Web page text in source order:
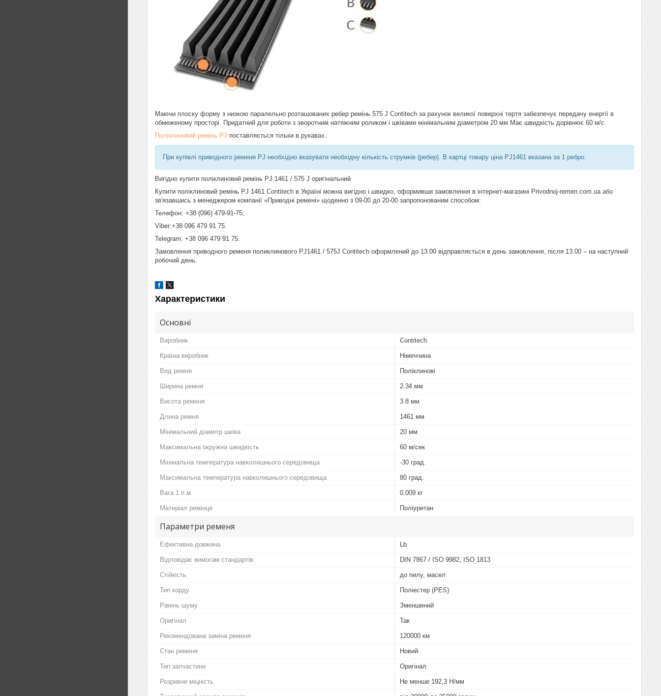
Маючи плоску форму з низкою паралельно розташованих ребер ремінь 575 J Contitech за рахунок великої поверхні тертя забезпечує передачу енергії в
обмеженому просторі. Придатний для роботи з зворотним натяжним роликом і шківами мінімальним діаметром 20 мм Має швидкість дорівнює 60 м/с.
Поліклиновий ремінь PJ поставляється тільки в рукавах.
При купівлі приводного ременя PJ необхідно вказувати необхідну кількість струмків (ребер). В картці товару ціна PJ1461 вказана за 1 ребро.
Вигідно купити поліклиновий ремінь PJ 1461 / 575 J оригінальний
Купити поліклиновий ремінь PJ 1461 Contitech в Україні можна вигідно і швидко, оформивши замовлення в інтернет-магазині Рrivodnoj-remen.com.ua або
зв'язавшись з менеджером компанії «Приводні ремені» щоденно з 09-00 до 20-00 запропонованим способом:
Телефон: +38 (096) 479-91-75;
Viber:+38 096 479 91 75.
Telegram: +38 096 479 91 75.
Замовлення приводного ременя поликлинового PJ1461 / 575J Contitech оформлений до 13.00 відправляється в день замовлення, після 13.00 – на наступний
робочий день.
Характеристики
Основні
Виробник Contitech
Країна виробник Німеччина
Вид ремня Поліклинові
Ширина ремня 2.34 мм
Висота ременя 3.8 мм
Длина ремня 1461 мм
Мінімальний діаметр шківа 20 мм
Максимальна окружна швидкість 60 м/сек
Мінімальна температура навколишнього середовища -30 град.
Максимальна температура навколишнього середовища 80 град.
Вага 1 п.м. 0.009 кг
Матеріал ремінця Поліуретан
Параметри ременя
Ефективна довжина Lb
Відповідає вимогам стандартів DIN 7867 / ISO 9982, ISO 1813
Стійкість до пилу, масел
Тип корду Поліестер (PES)
Рівень шуму Зменшений
Оригінал Так
Рекомендована заміна ременя 120000 км
Стан ременя Новий
Тип запчастини Оригінал
Розривне міцність Не менше 192,3 Н/мм